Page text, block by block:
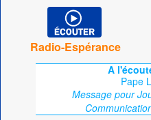
Radio-Espérance
A
Pape
Message pour